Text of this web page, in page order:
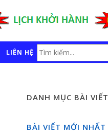
LIÊN HỆ
DANH MỤC BÀI VIẾT
BÀI VIẾT MỚI NHẤT